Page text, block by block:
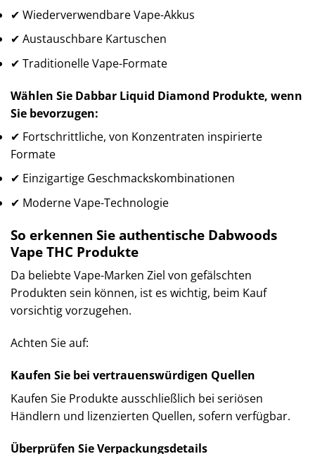
✔ Wiederverwendbare Vape-Akkus
✔ Austauschbare Kartuschen
✔ Traditionelle Vape-Formate
Wählen Sie Dabbar Liquid Diamond Produkte, wenn
Sie bevorzugen:
✔ Fortschrittliche, von Konzentraten inspirierte
Formate
✔ Einzigartige Geschmackskombinationen
✔ Moderne Vape-Technologie
So erkennen Sie authentische Dabwoods
Vape THC Produkte
Da beliebte Vape-Marken Ziel von gefälschten
Produkten sein können, ist es wichtig, beim Kauf
vorsichtig vorzugehen.
Achten Sie auf:
Kaufen Sie bei vertrauenswürdigen Quellen
Kaufen Sie Produkte ausschließlich bei seriösen
Händlern und lizenzierten Quellen, sofern verfügbar.
Überprüfen Sie Verpackungsdetails